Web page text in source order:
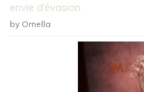
envie d’évasion
by Ornella